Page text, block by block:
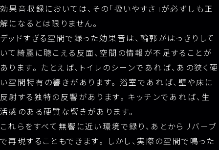
効果音収録においては、その「扱いやすさ」が必ずしも正
解になるとは限りません。
デッドすぎる空間で録った効果音は、輪郭がはっきりして
いて綺麗に聴こえる反面、空間の情報が不足することが
あります。 たとえば、トイレのシーンであれば、あの狭く硬
い空間特有の響きがあります。 浴室であれば、壁や床に
反射する独特の反響があります。 キッチンであれば、生
活感のある硬質な響きがあります。
これらをすべて無響に近い環境で録り、あとからリバーブ
で再現することもできます。 しかし、実際の空間で鳴った